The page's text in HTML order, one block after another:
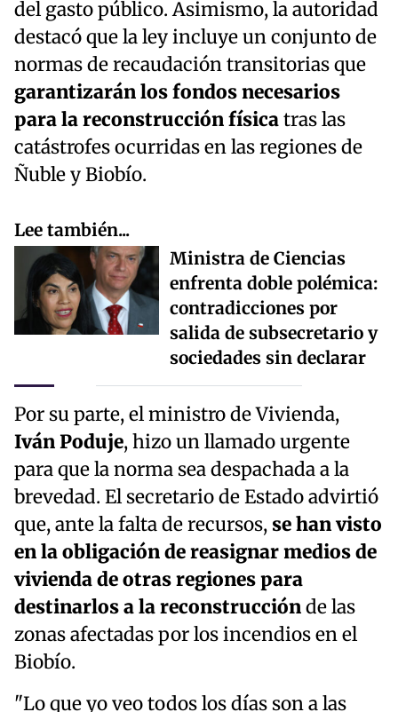
del gasto público. Asimismo, la autoridad
destacó que la ley incluye un conjunto de
normas de recaudación transitorias que
garantizarán los fondos necesarios
para la reconstrucción físicatras las
catástrofes ocurridas en las regiones de
Ñuble y Biobío.
Lee también...
Ministra de Ciencias
enfrenta doble polémica:
contradicciones por
salida de subsecretario y
sociedades sin declarar
Por su parte, el ministro de Vivienda,
Iván Poduje, hizo un llamado urgente
para que la norma sea despachada a la
brevedad. El secretario de Estado advirtió
que, ante la falta de recursos, se han visto
en la obligación de reasignar medios de
vivienda de otras regiones para
destinarlos a la reconstrucciónde las
zonas afectadas por los incendios en el
Biobío.
"Lo que yo veo todos los días son a las